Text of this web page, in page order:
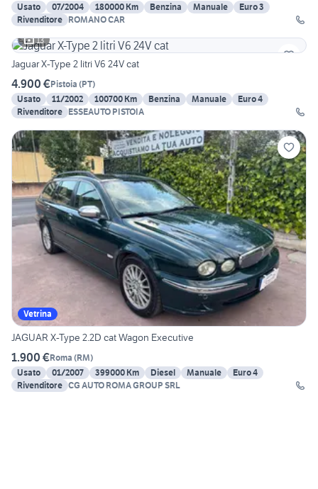
Usato
07/2004 180000 Km Benzina Manuale
Euro 3
Rivenditore ROMANO CAR
13
Jaguar X-Type 2 litri V6 24V cat
4.900 €Pistoia (PT)
Usato
11/2002 100700 Km Benzina Manuale
Euro 4
Rivenditore ESSEAUTO PISTOIA
Vetrina
JAGUAR X-Type 2.2D cat Wagon Executive
1.900 €Roma (RM)
Usato
01/2007 399000 Km Diesel Manuale
Euro 4
Rivenditore CG AUTO ROMA GROUP SRL